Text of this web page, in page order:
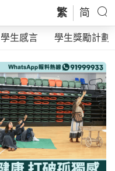
繁 简
學生感言 學生獎勵計劃